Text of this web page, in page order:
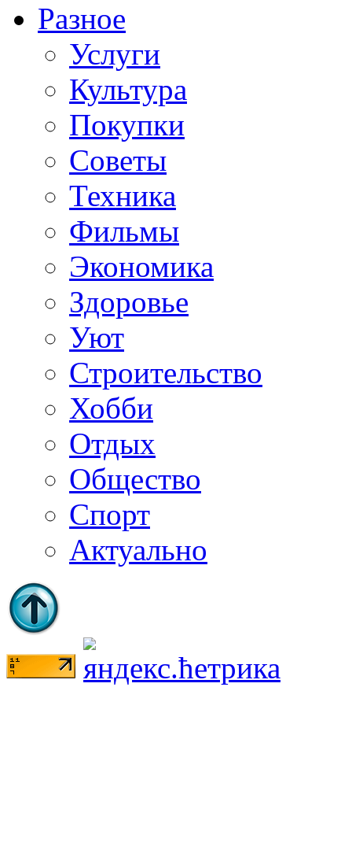
Разное
Услуги
Культура
Покупки
Советы
Техника
Фильмы
Экономика
Здоровье
Уют
Строительство
Хобби
Отдых
Общество
Спорт
Актуально